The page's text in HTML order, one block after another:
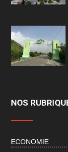
NOS
ECONOMIE